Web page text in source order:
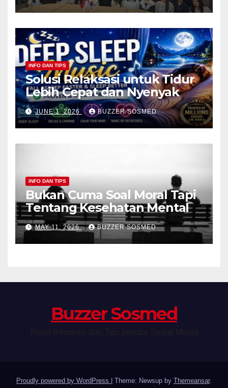
INFO DAN TIPS
Solusi Relaksasi untuk Tidur
Lebih Cepat dan Nyenyak
JUNE 1, 2026 BUZZER SOSMED
INFO DAN TIPS
Bukan Cuma Soal Moral Tapi
Tentang Kesehatan Mental
MAY 11, 2026 BUZZER SOSMED
Buzzer Sosmed
Proudly powered by WordPress Theme: Newsup by Themeansar.